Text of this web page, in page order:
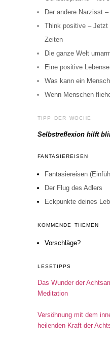
Der andere Narzisst
Think positive – Jetzt
Zeiten
Die ganze Welt
Eine positive
Was kann ein
Wenn Menschen
TIPP DER WOCHE
Selbstreflexion hilft
FANTASIEREISEN
Fantasiereisen
Der Flug des Adlers
Eckpunkte deines
KOMMENDE THEMEN
Vorschläge?
LESETIPPS
Das Wunder der
Meditation
Versöhnung mit dem
heilenden Kraft der